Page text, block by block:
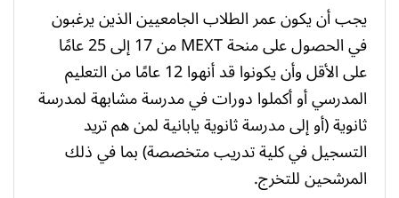
يجب أن يكون عمر الطلاب الجامعيين الذين يرغبون
في الحصول على منحة MEXT من 17 إلى 25 عامًا
على الأقل وأن يكونوا قد أنهوا 12 عامًا من التعليم
المدرسي أو أكملوا دورات في مدرسة مشابهة لمدرسة
ثانوية (أو إلى مدرسة ثانوية يابانية لمن هم تريد
التسجيل في كلية تدريب متخصصة) بما في ذلك
المرشحين للتخرج.